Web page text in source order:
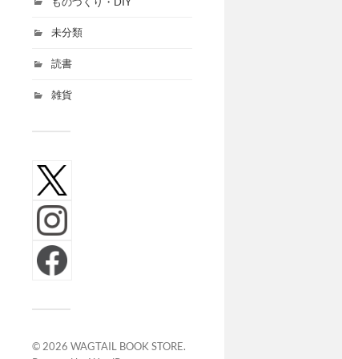
未分類
読書
雑貨
© 2026 WAGTAIL BOOK STORE.